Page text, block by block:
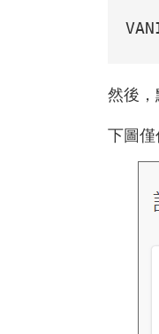
然後
下圖